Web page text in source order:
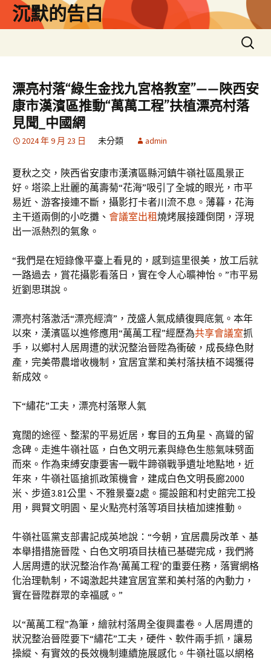
沉默的告白
搜
尋
鍵
字:
漂亮村落“綠生金找九宮格教室”——陜西安
康市漢濱區推動“萬萬工程”扶植漂亮村落
見聞_中國網
2024 年 9 月 23 日 未分類 admin
夏秋之交，陜西省安康市漢濱區縣河鎮牛嶺社區風景正
好。塔梁上壯麗的萬壽菊“花海”吸引了全城的眼光，市平
易近、游客接連不斷，攝影打卡者川流不息。薄暮，花海
主干道兩側的小吃攤、 會議室出租燒烤展接踵倒閉，浮現
出一派熱烈的氣象。
“我們是在短錄像平臺上看見的，感到這里很美，放工后就
一路過去，賞花攝影看落日，實在令人心曠神怡。”市平易
近劉思琪說。
漂亮村落激活“漂亮經濟”，茂盛人氣成績復興底氣。本年
以來，漢濱區以進修應用“萬萬工程”經歷為共享會議室抓
手，以鄉村人居周遭的狀況整治晉陞為衝破，成長綠色財
產，完美帶農增收機制，宜居宜業和美村落扶植不竭獲得
新成效。
下“繡花”工夫，漂亮村落聚人氣
寬闊的途徑、整潔的平易近居，奪目的五角星、高聳的留
念碑。走進牛嶺社區，白色文明元素與綠色生態氣味劈面
而來。作為束縛安康要害一戰牛蹄嶺戰爭遺址地點地，近
年來，牛嶺社區搶抓政策機會，建成白色文明長廊2000
米、步道3.81公里、不雅景臺2處。擺設館和村史館完工投
用，興賢文明園、星火點亮村落等項目扶植加速推動。
牛嶺社區黨支部書記成英地說：“今朝，宜居農房改革、基
本舉措措施晉陞、白色文明項目扶植已基礎完成，我們將
人居周遭的狀況整治作為‘萬萬工程’的重要任務，落實網格
化治理軌制，不竭激起共建宜居宜業和美村落的內動力，
實在晉陞群眾的幸福感。”
以“萬萬工程”為筆，繪就村落周全復興畫卷。人居周遭的
狀況整治晉陞要下“繡花”工夫，硬件、軟件兩手抓，讓易
操縱、有實效的長效機制連續施展感化。牛嶺社區以網格